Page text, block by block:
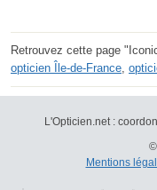
Retrouvez cette page
opticien Île-de-France,
L'Opticien.net :
Mentions